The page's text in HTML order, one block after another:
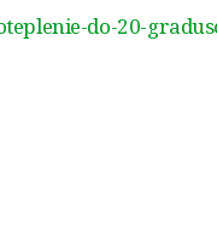
do-20-